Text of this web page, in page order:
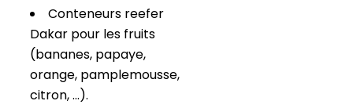
Conteneurs reefer
Dakar pour les fruits
(bananes, papaye,
orange, pamplemousse,
citron, …).